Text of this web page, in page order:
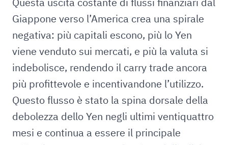
Giappone verso l’America crea una spirale
negativa: più capitali escono, più lo Yen
viene venduto sui mercati, e più la valuta si
indebolisce, rendendo il carry trade ancora
più profittevole e incentivandone l’utilizzo.
Questo flusso è stato la spina dorsale della
debolezza dello Yen negli ultimi ventiquattro
mesi e continua a essere il principale